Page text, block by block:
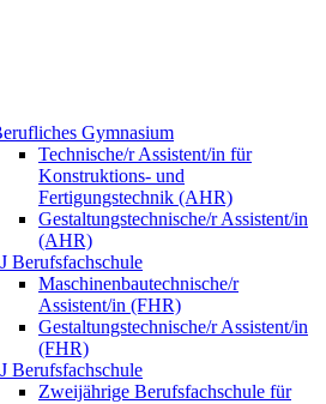
Gymnasium
Technische/r Assistent/in für
Konstruktions- und
Fertigungstechnik (AHR)
Gestaltungstechnische/r Assistent/in
(AHR)
Berufsfachschule
Maschinenbautechnische/r
Assistent/in (FHR)
Gestaltungstechnische/r Assistent/in
(FHR)
Berufsfachschule
Zweijährige Berufsfachschule für